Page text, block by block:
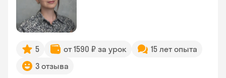
5 от 1590 ₽ за урок
15 лет опыта
3 отзыва